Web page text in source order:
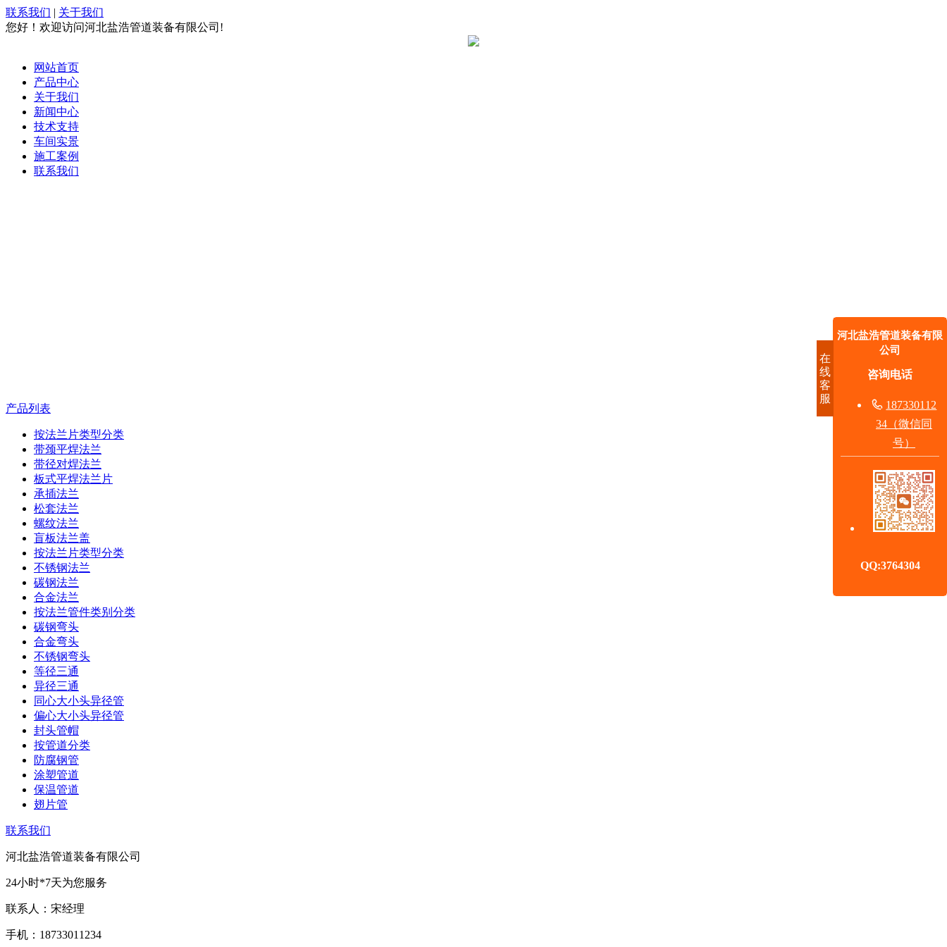
联系我们 | 关于我们
您好！欢迎访问河北盐浩管道装备有限公司!
网站首页
产品中心
关于我们
新闻中心
技术支持
车间实景
施工案例
联系我们
产品列表
按法兰片类型分类
带颈平焊法兰
带径对焊法兰
板式平焊法兰片
承插法兰
松套法兰
螺纹法兰
盲板法兰盖
按法兰片类型分类
不锈钢法兰
碳钢法兰
合金法兰
按法兰管件类别分类
碳钢弯头
合金弯头
不锈钢弯头
等径三通
异径三通
同心大小头异径管
偏心大小头异径管
封头管帽
按管道分类
防腐钢管
涂塑管道
保温管道
翅片管
联系我们
河北盐浩管道装备有限公司
24小时*7天为您服务
联系人：宋经理
手机：18733011234
在
线
客
服
河北盐浩管道装备有限
公司
咨询电话
 187330112
34（微信同
号）
QQ:3764304